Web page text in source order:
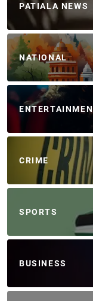
PATIALA NEWS
NATIONAL
CRIME
SPORTS
BUSINESS